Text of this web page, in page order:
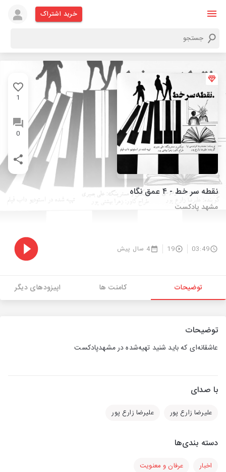
خرید اشتراک
1
0
نقطه سر خط - ۴ عمق نگاه
مشهد پادکست
03:49
19 4 سال پیش
توضیحات کامنت ها اپیزودهای دیگر
توضیحات
عاشقانه‌ای که باید شنید تهیه‌شده در مشهدپادکست
با صدای
علیرضا زارع پور علیرضا زارع پور
دسته بندی‌ها
اخبار عرفان و معنویت